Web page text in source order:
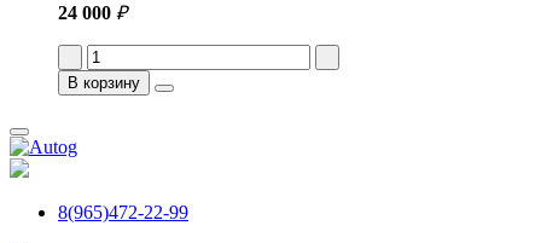
24 000 ₽
В корзину
8(965)472-22-99